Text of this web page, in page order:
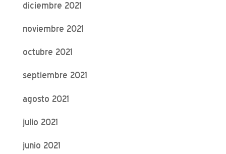
diciembre 2021
noviembre 2021
octubre 2021
septiembre 2021
agosto 2021
julio 2021
junio 2021